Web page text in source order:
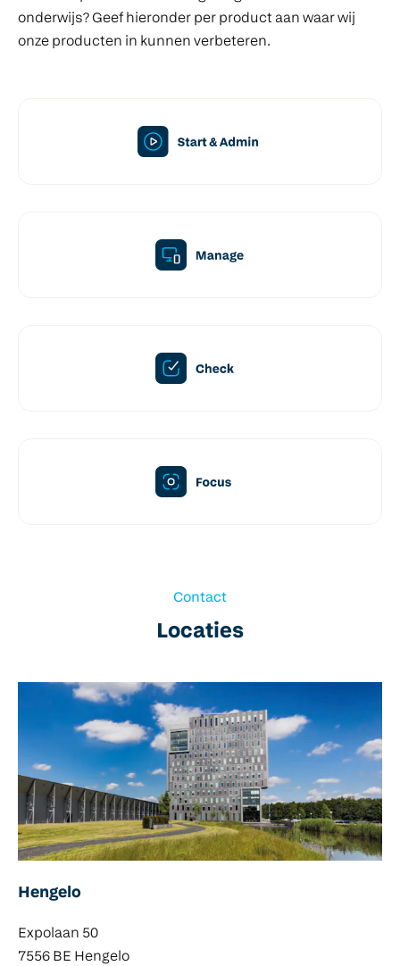
onderwijs? Geef hieronder per product aan waar wij
onze producten in kunnen verbeteren.
Contact
Locaties
Hengelo
Expolaan 50
7556 BE Hengelo